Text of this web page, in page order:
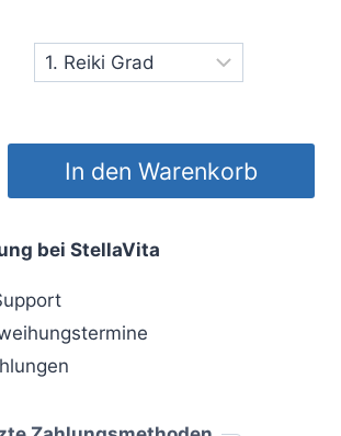
In den Warenkorb
bei StellaVita